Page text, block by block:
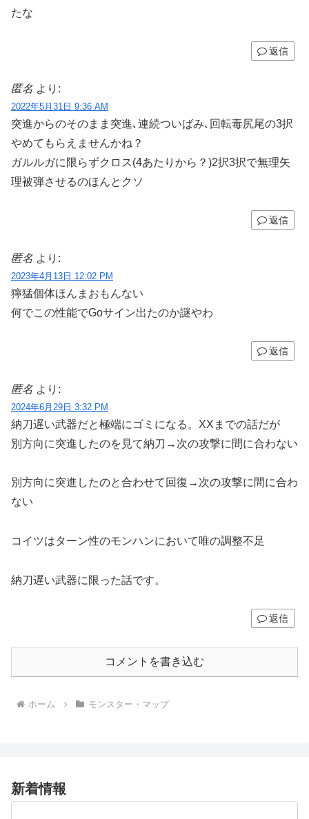
たな
返信
匿名 より:
2022年5月31日 9:36 AM
突進からのそのまま突進､連続ついばみ､回転毒尻尾の3択
やめてもらえませんかね？
ガルルガに限らずクロス(4あたりから？)2択3択で無理矢
理被弾させるのほんとクソ
返信
匿名 より:
2023年4月13日 12:02 PM
獰猛個体ほんまおもんない
何でこの性能でGoサイン出たのか謎やわ
返信
匿名 より:
2024年6月29日 3:32 PM
納刀遅い武器だと極端にゴミになる。XXまでの話だが
別方向に突進したのを見て納刀→次の攻撃に間に合わない
別方向に突進したのと合わせて回復→次の攻撃に間に合わ
ない
コイツはターン性のモンハンにおいて唯の調整不足
納刀遅い武器に限った話です。
返信
コメントを書き込む
ホーム モンスター・マップ
新着情報